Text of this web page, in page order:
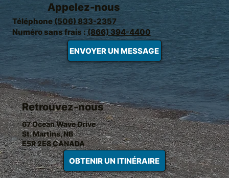
Retrouvez-nous
67 Ocean Wave Drive
St. Martins, NB
E5R 2E8 CANADA
OBTENIR UN ITINÉRAIRE
Appelez-nous
Téléphone (506) 833-2357
Numéro sans frais :(866) 394-4400
ENVOYER UN MESSAGE